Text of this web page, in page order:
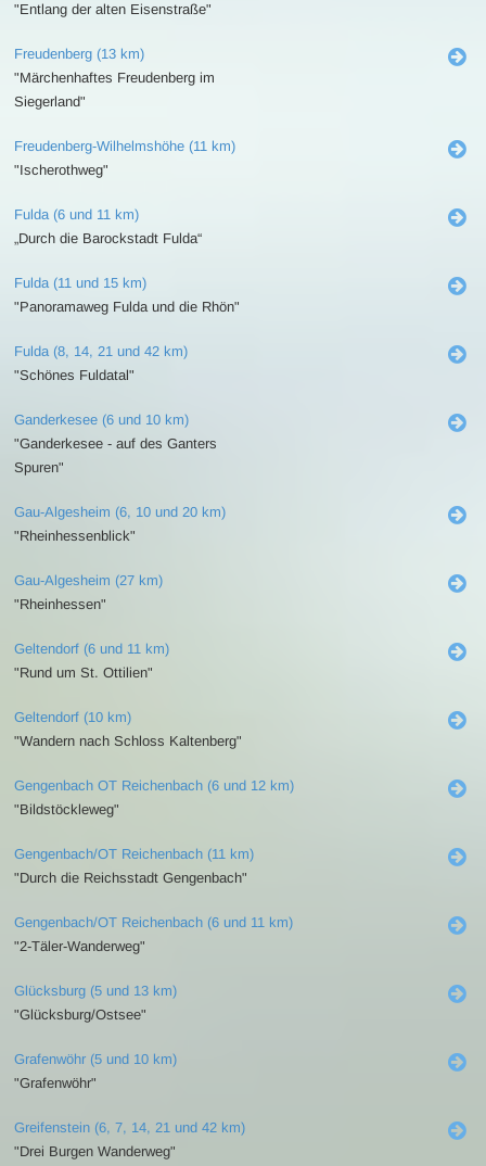
"Entlang der alten Eisenstraße"
Freudenberg (13 km)
"Märchenhaftes Freudenberg im
Siegerland"
Freudenberg-Wilhelmshöhe (11 km)
"Ischerothweg"
Fulda (6 und 11 km)
„Durch die Barockstadt Fulda“
Fulda (11 und 15 km)
"Panoramaweg Fulda und die Rhön"
Fulda (8, 14, 21 und 42 km)
"Schönes Fuldatal"
Ganderkesee (6 und 10 km)
"Ganderkesee - auf des Ganters
Spuren"
Gau-Algesheim (6, 10 und 20 km)
"Rheinhessenblick"
Gau-Algesheim (27 km)
"Rheinhessen"
Geltendorf (6 und 11 km)
"Rund um St. Ottilien"
Geltendorf (10 km)
"Wandern nach Schloss Kaltenberg"
Gengenbach OT Reichenbach (6 und 12 km)
"Bildstöckleweg"
Gengenbach/OT Reichenbach (11 km)
"Durch die Reichsstadt Gengenbach"
Gengenbach/OT Reichenbach (6 und 11 km)
"2-Täler-Wanderweg"
Glücksburg (5 und 13 km)
"Glücksburg/Ostsee"
Grafenwöhr (5 und 10 km)
"Grafenwöhr"
Greifenstein (6, 7, 14, 21 und 42 km)
"Drei Burgen Wanderweg"